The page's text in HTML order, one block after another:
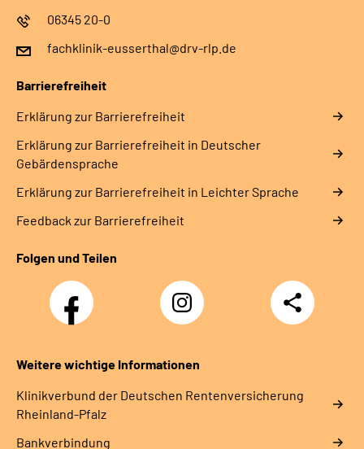
06345 20-0
fachklinik-eusserthal@drv-rlp.de
Barrierefreiheit
Erklärung zur Barrierefreiheit
Erklärung zur Barrierefreiheit in Deutscher
Gebärdensprache
Erklärung zur Barrierefreiheit in Leichter Sprache
Feedback zur Barrierefreiheit
Folgen und Teilen
Facebook
Instagram
DRV
Nachwuchskräfte
Teilen
Weitere wichtige Informationen
Klinikverbund der Deutschen Rentenversicherung
Rheinland-Pfalz
Bankverbindung